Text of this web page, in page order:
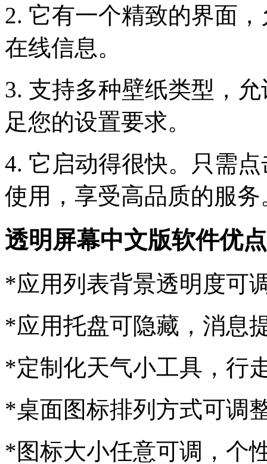
2. 它有一个精致的界面
在线信息。
3. 支持多种壁纸类型，
足您的设置要求。
4. 它启动得很快。只需
使用，享受高品质的服务
透明屏幕中文版软件优点
*应用列表背景透明度可
*应用托盘可隐藏，消息
*定制化天气小工具，行
*桌面图标排列方式可调
*图标大小任意可调，个